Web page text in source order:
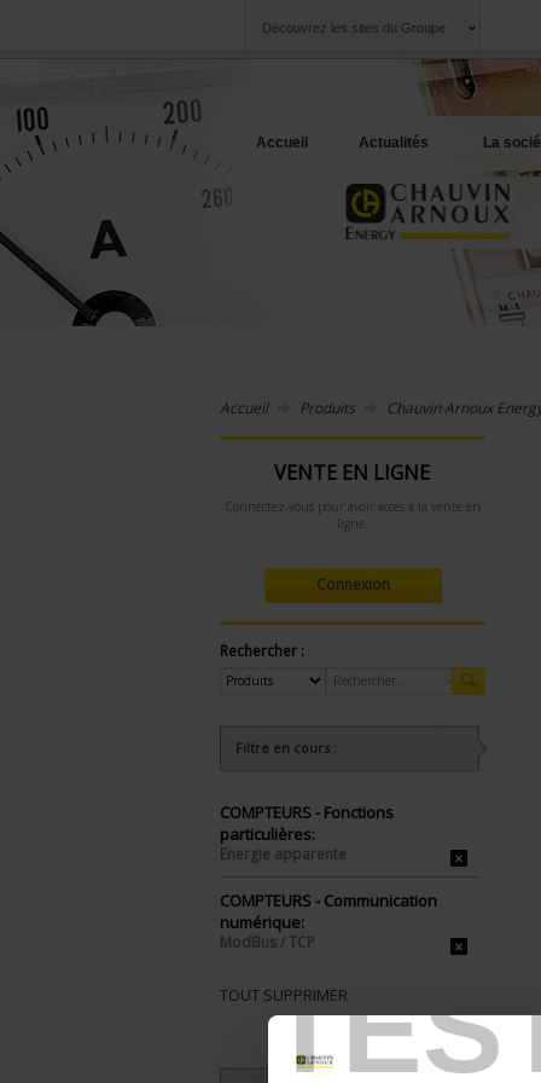
Découvrez les sites du Groupe
Sociétés
Une offre à votre
Accueil Actualités La
Accueil Produits Chauvin Arnoux
VENTE EN LIGNE
Connectez-vous pour avoir accès à la vente en
ligne.
Connexion
Rechercher :
Filtre en cours :
COMPTEURS - Fonctions
particulières:
Energie apparente
COMPTEURS - Communication
numérique:
ModBus / TCP
TOUT SUPPRIMER